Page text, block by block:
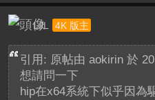
LJL 4K 版主
引用: 原帖由 aokirin於
想請問一下
hip在x64系統下似乎因為